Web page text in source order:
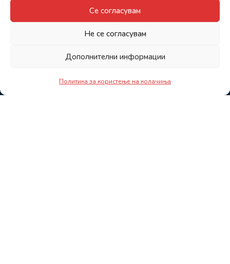
Се согласувам
Не се согласувам
Дополнителни информации
Политика за користење на колачиња